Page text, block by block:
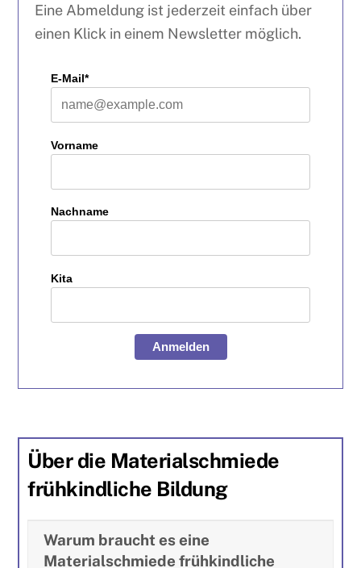
Eine Abmeldung ist jederzeit einfach über
einen Klick in einem Newsletter möglich.
E-Mail*
Vorname
Nachname
Kita
Anmelden
Über die Materialschmiede
frühkindliche Bildung
Warum braucht es eine
Materialschmiede frühkindliche